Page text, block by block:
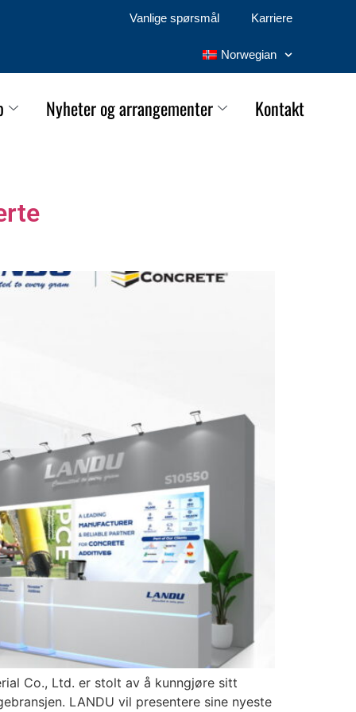
Vanlige spørsmål Karriere
Norwegian
Nyheter og arrangementer Kontakt
Co., Ltd. er stolt av å kunngjøre sitt
LANDU vil presentere sine nyeste